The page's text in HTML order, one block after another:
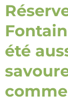
été